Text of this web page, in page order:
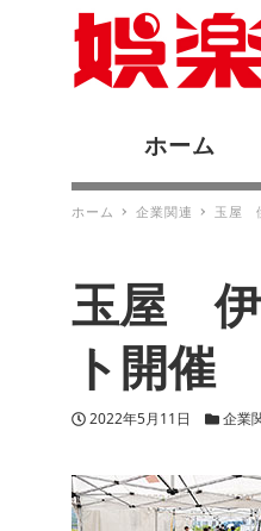
ホーム
ホーム 企業関連 玉屋
玉屋 伊
ト開催
投稿日
2022年5月11日 カテゴ
企業